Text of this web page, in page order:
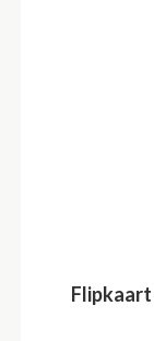
Flipkaart